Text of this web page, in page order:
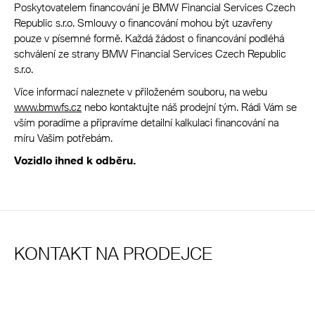
Poskytovatelem financování je BMW Financial Services Czech
Republic s.r.o. Smlouvy o financování mohou být uzavřeny
pouze v písemné formě. Každá žádost o financování podléhá
schválení ze strany BMW Financial Services Czech Republic
s.r.o.
Více informací naleznete v přiloženém souboru, na webu
www.bmwfs.cz nebo kontaktujte náš prodejní tým. Rádi Vám se
vším poradíme a připravíme detailní kalkulaci financování na
míru Vašim potřebám.
Vozidlo ihned k odběru.
KONTAKT NA PRODEJCE